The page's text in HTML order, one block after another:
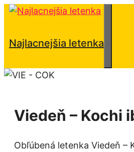
Preskočiť
obsah
Najlacnejšia letenka
Viedeň – Kochi
Obľúbená letenka Viedeň –